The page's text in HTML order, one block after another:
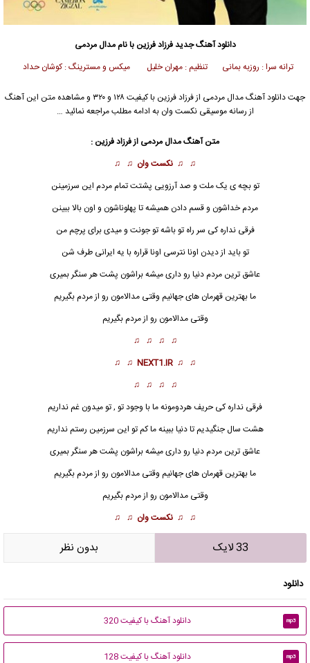
دانلود آهنگ جدیدفرزاد فرزین با نام مدال مردمی
ترانه سرا : روزبه بمانی
تنظیم : مهران خلیل میکس و مسترینگ : کوشان حداد
جهت دانلود آهنگ مدال مردمی ازفرزاد فرزین
با کیفیت ۱۲۸ و ۳۲۰ و مشاهده متن این آهنگ
از رسانه موسیقی نکست وان به ادامه مطلب مراجعه نمائید …
متن آهنگ مدال مردمی ازفرزاد فرزین :
♫ ♫ نکست وان ♫ ♫
تو بچه ی یک ملت و صد آرزویی پشتت تماممردم این سرزمینن
مردم خداشون و قسم دادن همیشه تا پهلوناشون و اون بالا ببینن
فرقی نداره کی سر راه تو باشه تو جونت و میدی برای پرچم من
تو باید از دیدن اونا نترسی اونا قراره با یه ایرانی طرف شن
عاشق ترین مردم دنیا رو داری میشه براشون پشت هر سنگر بمیری
ما بهترین قهرمان های جهانیم وقتی مدالامون رو از مردم بگیریم
وقتی مدالامون رو از مردم بگیریم
♫ ♫ ♫ ♫
♫ ♫
NEXT1.IR
♫ ♫
♫ ♫ ♫ ♫
فرقی نداره کی حریف هردومونه ما با وجود تو , تو میدون غم نداریم
هشت سال جنگیدیم تا دنیا ببینه ما کم تو این سرزمین رستم نداریم
عاشق ترین مردم دنیا رو داری میشه براشون پشت هر سنگر بمیری
ما بهترین قهرمان های جهانیم وقتی مدالامون رو از مردم بگیریم
وقتیمدالامون رو از مردم بگیریم
♫ ♫ نکست وان ♫ ♫
33 لایک بدون نظر
دانلود
mp3 دانلود آهنگ با کیفیت 320
mp3 دانلود آهنگ با کیفیت 128